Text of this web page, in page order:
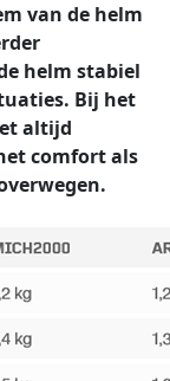
van de helm
helm stabiel
Bij het
altijd
comfort als